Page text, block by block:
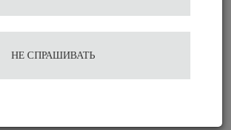
НЕ СПРАШИВАТЬ